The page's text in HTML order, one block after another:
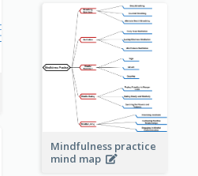
Mindfulness practice
mind map